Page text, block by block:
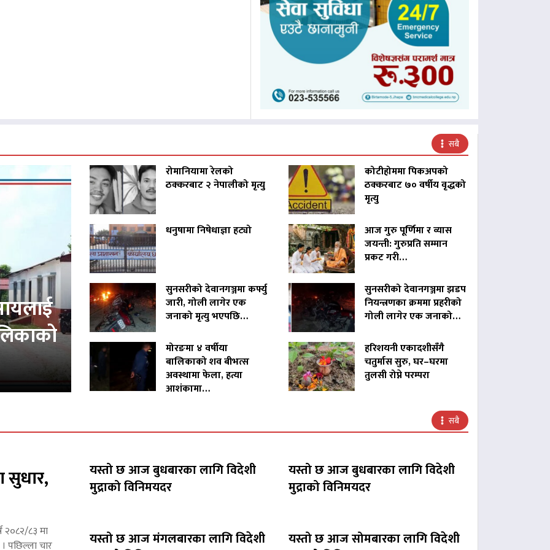
सबै
रोमानियामा रेलको
ठक्करबाट २ नेपालीको मृत्यु
कोटीहोममा पिकअपको
ठक्करबाट ७० वर्षीय वृद्धको
मृत्यु
धनुषामा निषेधाज्ञा हट्यो
आज गुरु पूर्णिमा र व्यास
जयन्ती: गुरुप्रति सम्मान
प्रकट गरी…
सुनसरीको देवानगञ्जमा कर्फ्यु
जारी, गोली लागेर एक
जनाको मृत्यु भएपछि…
सुनसरीको देवानगञ्जमा झडप
नियन्त्रणका क्रममा प्रहरीको
गोली लागेर एक जनाको…
मोरङमा ४ वर्षीया
बालिकाको शव बीभत्स
अवस्थामा फेला, हत्या
आशंकामा…
हरिशयनी एकादशीसँगै
चतुर्मास सुरु, घर–घरमा
तुलसी रोप्ने परम्परा
सबै
सुधार,
२०८२/८३ मा
पछिल्ला चार
यस्तो छ आज बुधबारका लागि विदेशी
मुद्राको विनिमयदर
यस्तो छ आज बुधबारका लागि विदेशी
मुद्राको विनिमयदर
यस्तो छ आज मंगलबारका लागि विदेशी
यस्तो छ आज सोमबारका लागि विदेशी